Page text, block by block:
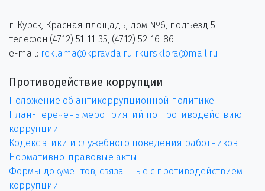
г. Курск, Красная площадь, дом №6, подъезд 5
телефон:(4712) 51-11-35, (4712) 52-16-86
e-mail: reklama@kpravda.ru rkursklora@mail.ru
Противодействие коррупции
Положение об антикоррупционной политике
План-перечень мероприятий по противодействию
коррупции
Кодекс этики и служебного поведения работников
Нормативно-правовые акты
Формы документов, связанные с противодействием
коррупции